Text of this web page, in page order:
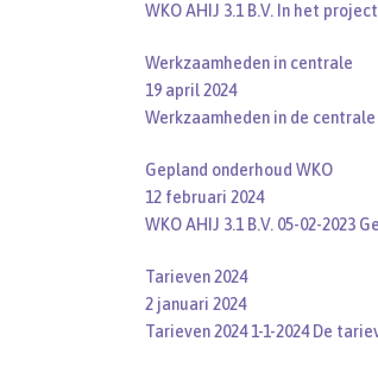
WKO AHIJ 3.1 B.V. In het
Werkzaamheden in centrale
19 april 2024
Werkzaamheden in de centrale
Gepland onderhoud WKO
12 februari 2024
WKO AHIJ 3.1 B.V. 05-02-2023
Tarieven 2024
2 januari 2024
Tarieven 2024 1-1-2024 De